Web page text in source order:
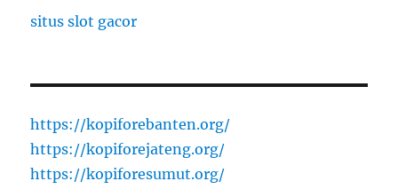
situs slot gacor
https://kopiforebanten.org/
https://kopiforejateng.org/
https://kopiforesumut.org/